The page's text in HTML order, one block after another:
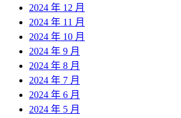
2024 年 12 月
2024 年 11 月
2024 年 10 月
2024 年 9 月
2024 年 8 月
2024 年 7 月
2024 年 6 月
2024 年 5 月